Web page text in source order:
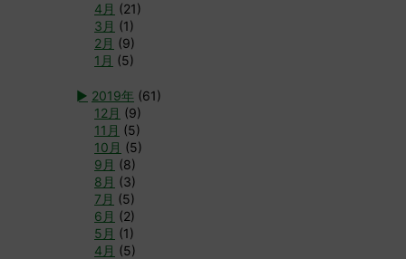
4月 (21)
3月 (1)
2月 (9)
1月 (5)
► 2019年 (61)
12月 (9)
11月 (5)
10月 (5)
9月 (8)
8月 (3)
7月 (5)
6月 (2)
5月 (1)
4月 (5)